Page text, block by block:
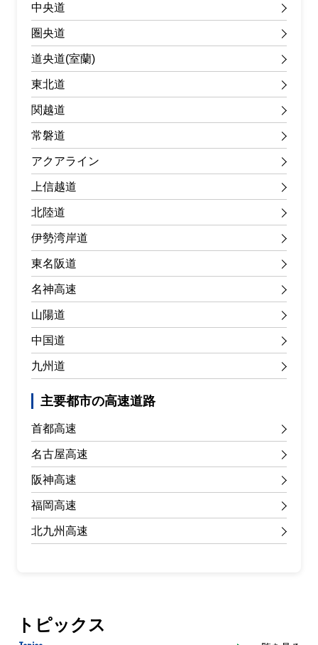
中央道
圏央道
道央道(室蘭)
東北道
関越道
常磐道
アクアライン
上信越道
北陸道
伊勢湾岸道
東名阪道
名神高速
山陽道
中国道
九州道
主要都市の高速道路
首都高速
名古屋高速
阪神高速
福岡高速
北九州高速
トピックス